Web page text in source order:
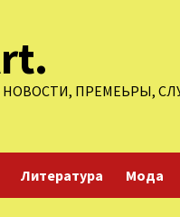
НОВОСТИ, ПРЕМЕЬРЫ,
Литература Мода